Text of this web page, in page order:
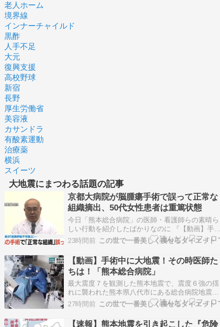
老人ホーム
境界線
インナーチャイルド
黒酢
人手不足
大元
復興支援
高校野球
新宿
長野
厚生労働省
美容液
カサンドラ
有酸素運動
治療薬
横浜
スイーツ
大地震にまつわる話題の記事
京都大病院が脳腫瘍手術で誤って正常な
組織摘出、50代女性患者は重篤状態
今日「熊本総合病院」の医師・看護師らの素晴ら
しい行動を紹介したばかりなのに 『【動画】手
中に大地震！その時医師たちは！「熊本総合病
院」』 最大震度７を観測した熊本地震で、震度
強の揺れに襲われた熊本県八代市にある総合病院
地震発生時に手術中だった医師らが患者を守ろう
とする緊迫し…
23時間前 この世で一番美しく痩せるダイエット
【動画】手術中に大地震！その時医師た
ちは！「熊本総合病院」
最大震度７を観測した熊本地震で、震度６強の揺
れに襲われた熊本県八代市にある総合病院地震発
生時に手術中だった医師らが患者を守ろうとする
緊迫した様子がカメラに記録されていました。
院によると地震発生時は4件の手術の最中だった
27時間前 この世で一番美しく痩せるダイエット
【速報】熊本地震を引き起こした『危険